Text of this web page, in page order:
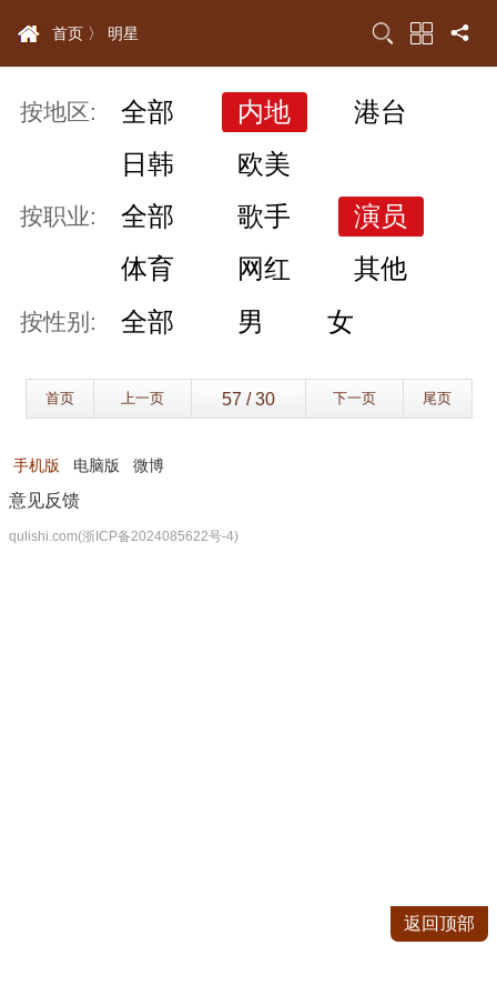
首页 〉 明星
按地区: 全部 内地
港台
日韩
欧美
按职业: 全部 歌手
演员
体育
网红 其他
按性别: 全部 男 女
首页 上一页 下一页 尾页
手机版 电脑版 微博
意见反馈
qulishi.com(浙ICP备2024085622号-4)
返回顶部